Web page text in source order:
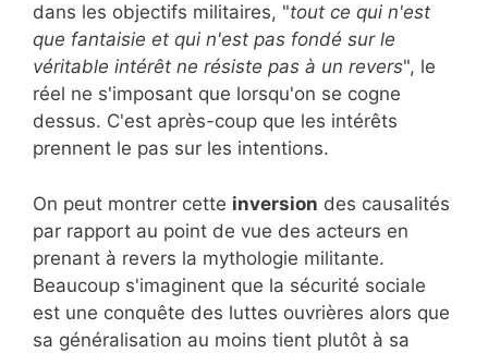
dans les objectifs militaires, "tout ce qui n'est
que fantaisie et qui n'est pas fondé sur le
véritable intérêt ne résiste pas à un revers", le
réel ne s'imposant que lorsqu'on se cogne
dessus. C'est après-coup que les intérêts
prennent le pas sur les intentions.
On peut montrer cette inversion des causalités
par rapport au point de vue des acteurs en
prenant à revers la mythologie militante.
Beaucoup s'imaginent que la sécurité sociale
est une conquête des luttes ouvrières alors que
sa généralisation au moins tient plutôt à sa